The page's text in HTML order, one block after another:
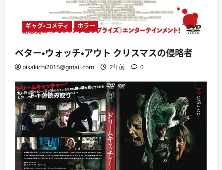
ギャグ・コメディ ホラー
ベター・ウォッチ・アウト クリスマスの侵略者
pikakichi2015@gmail.com 2年前 0
1 分読み取り